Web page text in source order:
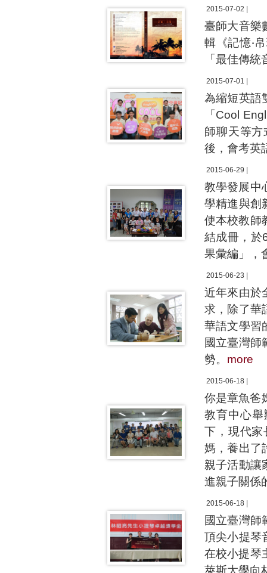
2015-07-02 |
臺師大音樂
輯《記憶‧
「最佳傳
2015-07-01 |
為縮短英語
「Cool
師聊天等
後，會考英
2015-06-29 |
教學發展中
學精進與創
使本校教師
結成冊，於
果彙編」，
2015-06-23 |
近年來由於
求，除了華
華語文學習
國立臺灣師
勢。 more
2015-06-18 |
你是章魚爸
教育中心
下，現代家
媽，養出了
親子活動讓
進親子關係
2015-06-18 |
國立臺灣師
頂尖小提琴
在校小提琴
萊斯大學向